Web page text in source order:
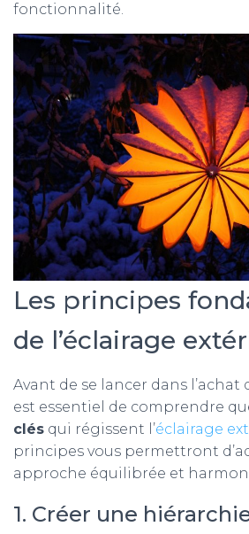
fonctionnalité.
Les principes
de l’éclairage
Avant de se lancer dans l’achat
est essentiel de comprendre
clés qui régissent l’éclairage
principes vous permettront
approche équilibrée et
1. Créer une